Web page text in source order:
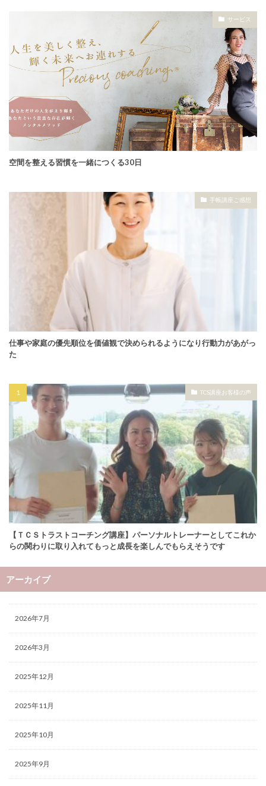
サービス
空間を整える習慣を一緒につくる30日
手帳講座ご感想
仕事や家庭の優先順位を価値観で決められるようになり行動力があがっ
た
TCS講座お客様の声
【ＴＣＳトラストコーチング講座】パーソナルトレーナーとしてこれか
らの関わりに取り入れてもっと成長を楽しんでもらえそうです
アーカイブ
2026年7月
2026年3月
2025年12月
2025年11月
2025年10月
2025年9月